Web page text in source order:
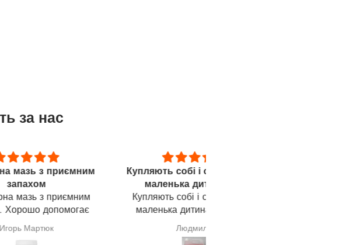
за нас
Купляють собі і сестрі в якої
маленька дитина, ми
Купляють собі і сестрі в якої
маленька дитина, ми дуже
задоволені миючим засобом.
Ще одне спостереження